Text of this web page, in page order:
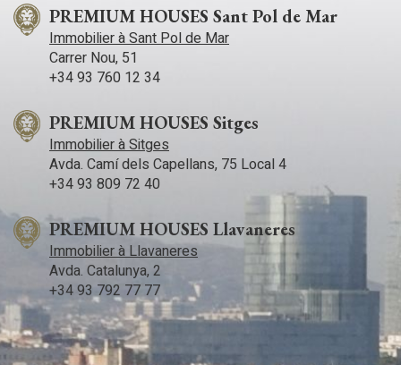
PREMIUM HOUSES Sant Pol de Mar
Immobilier à Sant Pol de Mar
Carrer Nou, 51
+34 93 760 12 34
PREMIUM HOUSES Sitges
Immobilier à Sitges
Avda. Camí­ dels Capellans, 75 Local 4
+34 93 809 72 40
PREMIUM HOUSES Llavaneres
Immobilier à Llavaneres
Avda. Catalunya, 2
+34 93 792 77 77